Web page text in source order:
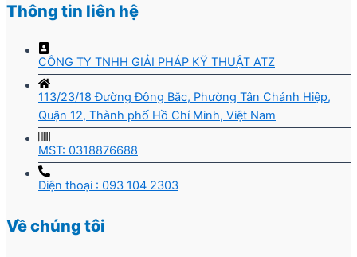
Thông tin liên hệ
CÔNG TY TNHH GIẢI PHÁP KỸ THUẬT ATZ
113/23/18 Đường Đông Bắc, Phường Tân Chánh Hiệp,
Quận 12, Thành phố Hồ Chí Minh, Việt Nam
MST: 0318876688
Điện thoại : 093 104 2303
Về chúng tôi